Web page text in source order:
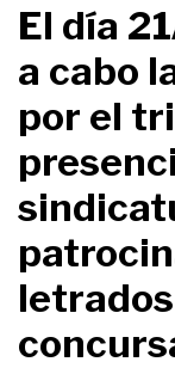
El día
a cabo
por el